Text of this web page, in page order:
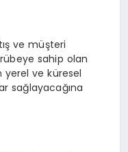
ve müşteri
sahip olan
yerel ve küresel
sağlayacağına